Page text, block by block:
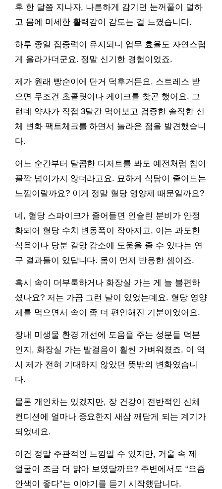
후 한 달쯤 지나자, 나른하게 감기던 눈꺼풀이 덜하
고 몸에 미세한 활력감이 감도는 걸 느꼈습니다.
하루 종일 집중력이 유지되니 업무 효율도 자연스럽
게 올라가더군요. 정말 신기한 경험이었죠.
제가 원래 빵순이에 단거 덕후거든요. 스트레스 받
으면 무조건 초콜릿이나 케이크를 찾곤 했어요. 그
런데 약사가 직접 3달간 먹어보고 검증한 솔직한 신
체 변화 팩트체크를 하면서 놀라운 점을 발견했습니
다.
어느 순간부터 달콤한 디저트를 봐도 예전처럼 침이
꼴깍 넘어가지 않더라고요. 묘하게 식탐이 줄어드는
느낌이랄까요? 이게 정말 혈당 영양제 때문일까요?
네, 혈당 스파이크가 줄어들면 인슐린 분비가 안정
화되어 혈당 수치 변동폭이 작아지고, 이는 과도한
식욕이나 당분 갈망 감소에 도움을 줄 수 있다는 연
구 결과들이 있답니다. 몸이 먼저 반응한 셈이죠.
혹시 속이 더부룩하거나 화장실 가는 게 늘 불편하
셨나요? 저는 가끔 그런 날이 있었는데요. 혈당 영양
제를 먹으면서 속이 좀 더 편안해진 기분이었어요.
장내 미생물 환경 개선에 도움을 주는 성분들 덕분
인지, 화장실 가는 발걸음이 훨씬 가벼워졌죠. 이 역
시 제가 전혀 기대하지 않았던 뜻밖의 변화였습니
다.
물론 개인차는 있겠지만, 장 건강이 전반적인 신체
컨디션에 얼마나 중요한지 새삼 깨닫게 되는 계기가
되었네요.
이건 정말 주관적인 느낌일 수 있지만, 거울 속 제
얼굴이 조금 더 맑아 보였달까요? 주변에서도 “요즘
안색이 좋다”는 이야기를 듣기 시작했답니다.